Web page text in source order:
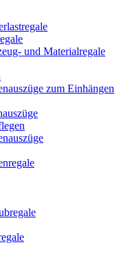
und Materialregale
zum Einhängen